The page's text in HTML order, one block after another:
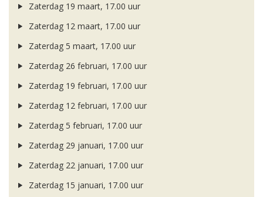
Zaterdag 19 maart, 17.00 uur
Zaterdag 12 maart, 17.00 uur
Zaterdag 5 maart, 17.00 uur
Zaterdag 26 februari, 17.00 uur
Zaterdag 19 februari, 17.00 uur
Zaterdag 12 februari, 17.00 uur
Zaterdag 5 februari, 17.00 uur
Zaterdag 29 januari, 17.00 uur
Zaterdag 22 januari, 17.00 uur
Zaterdag 15 januari, 17.00 uur